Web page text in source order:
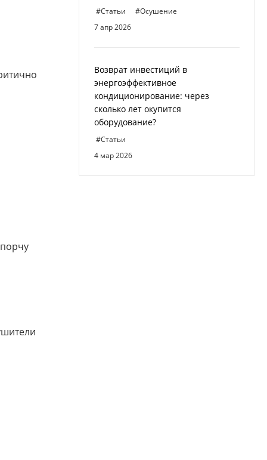
#Статьи
#Осушение
7 апр 2026
Возврат инвестиций в
энергоэффективное
кондиционирование: через
сколько лет окупится
оборудование?
#Статьи
4 мар 2026